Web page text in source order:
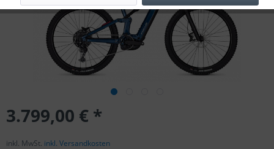
3.799,00 € *
inkl. MwSt. inkl. Versandkosten